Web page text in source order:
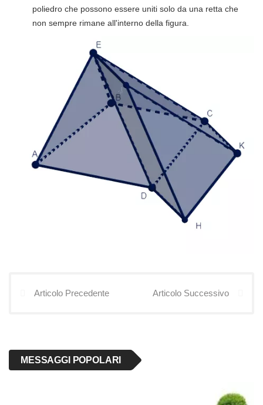
poliedro che possono essere uniti solo da una retta che
non sempre rimane all'interno della figura.
Articolo Precedente Articolo Successivo
MESSAGGI POPOLARI